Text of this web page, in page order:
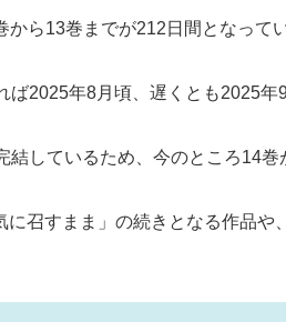
ら13巻までが212日間となってい
2025年8月頃、遅くとも2025年
しているため、今のところ14巻
召すまま」の続きとなる作品や